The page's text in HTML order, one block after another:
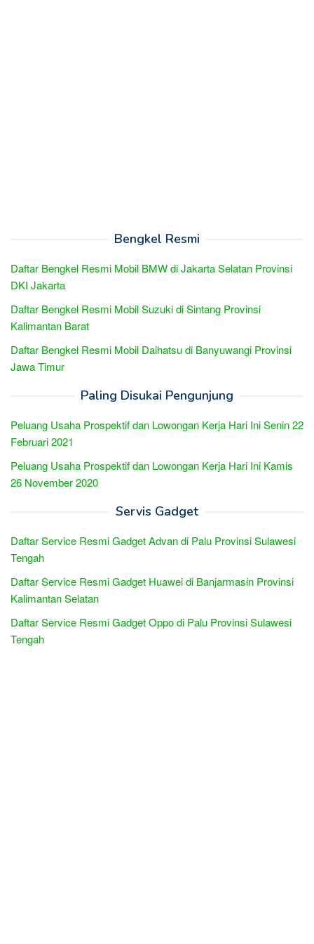
Bengkel Resmi
Daftar Bengkel Resmi Mobil BMW di Jakarta Selatan Provinsi
DKI Jakarta
Daftar Bengkel Resmi Mobil Suzuki di Sintang Provinsi
Kalimantan Barat
Daftar Bengkel Resmi Mobil Daihatsu di Banyuwangi Provinsi
Jawa Timur
Paling Disukai Pengunjung
Peluang Usaha Prospektif dan Lowongan Kerja Hari Ini Senin 22
Februari 2021
Peluang Usaha Prospektif dan Lowongan Kerja Hari Ini Kamis
26 November 2020
Servis Gadget
Daftar Service Resmi Gadget Advan di Palu Provinsi Sulawesi
Tengah
Daftar Service Resmi Gadget Huawei di Banjarmasin Provinsi
Kalimantan Selatan
Daftar Service Resmi Gadget Oppo di Palu Provinsi Sulawesi
Tengah